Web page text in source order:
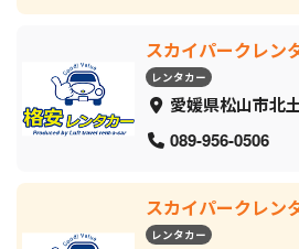
スカイパークレン
レンタカー
愛媛県松山市北
089-956-0506
スカイパークレン
レンタカー